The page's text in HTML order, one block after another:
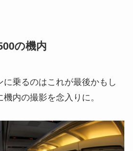
の機内
に乗るのはこれが最後かもし
内の撮影を念入りに。